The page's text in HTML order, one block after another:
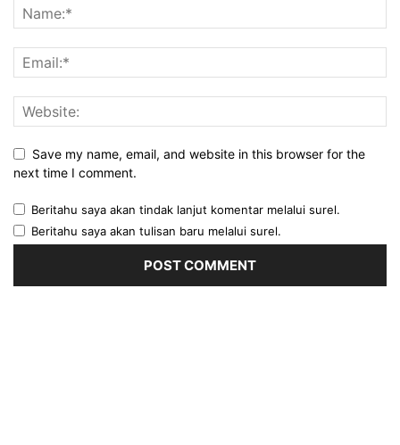
Save my name, email, and website in this browser for the
next time I comment.
Beritahu saya akan tindak lanjut komentar melalui surel.
Beritahu saya akan tulisan baru melalui surel.